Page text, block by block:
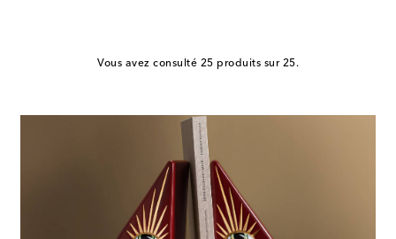
Vous avez consulté 25 produits sur 25.